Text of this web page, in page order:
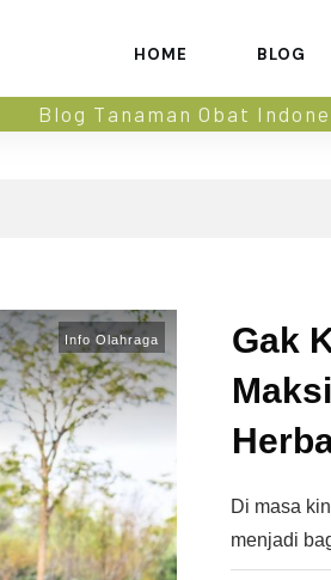
HOME BLOG
Blog Tanaman Obat
Info Olahraga
Gak
Di masa
menjadi